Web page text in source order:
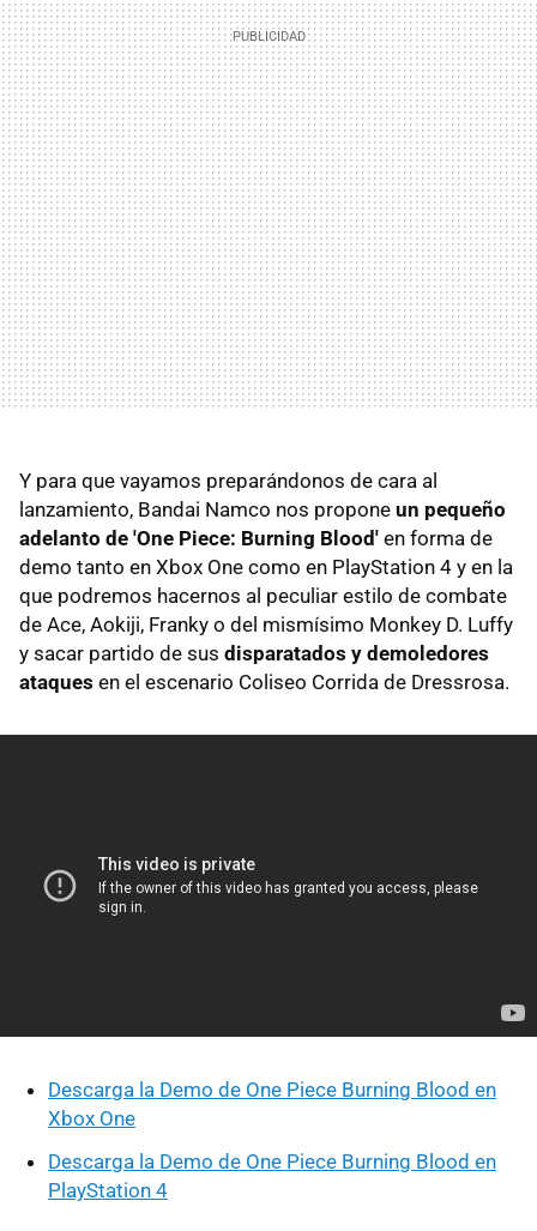
Y para que vayamos preparándonos de cara al
lanzamiento, Bandai Namco nos propone un pequeño
adelanto de 'One Piece: Burning Blood' en forma de
demo tanto en Xbox One como en PlayStation 4 y en la
que podremos hacernos al peculiar estilo de combate
de Ace, Aokiji, Franky o del mismísimo Monkey D. Luffy
y sacar partido de sus disparatados y demoledores
ataques en el escenario Coliseo Corrida de Dressrosa.
Descarga la Demo de One Piece Burning Blood en
Xbox One
Descarga la Demo de One Piece Burning Blood en
PlayStation 4